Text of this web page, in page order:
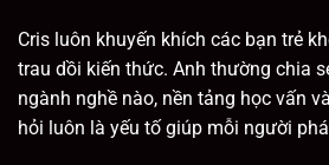
Cris luôn khuyến khích các bạn trẻ
trau dồi kiến thức. Anh thường chia
ngành nghề nào, nền tảng học vấn
hỏi luôn là yếu tố giúp mỗi người